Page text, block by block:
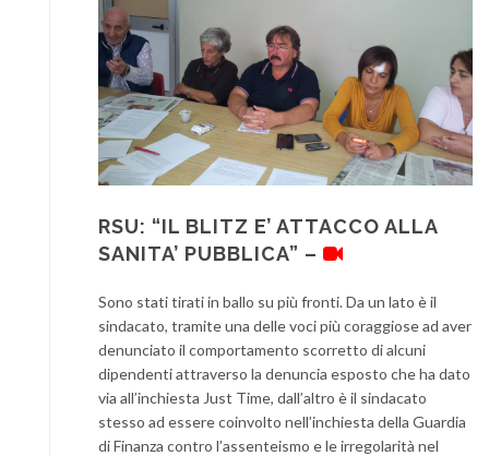
RSU: “IL BLITZ E’ ATTACCO ALLA
SANITA’ PUBBLICA” –
Sono stati tirati in ballo su più fronti. Da un lato è il
sindacato, tramite una delle voci più coraggiose ad aver
denunciato il comportamento scorretto di alcuni
dipendenti attraverso la denuncia esposto che ha dato
via all’inchiesta Just Time, dall’altro è il sindacato
stesso ad essere coinvolto nell’inchiesta della Guardia
di Finanza contro l’assenteismo e le irregolarità nel